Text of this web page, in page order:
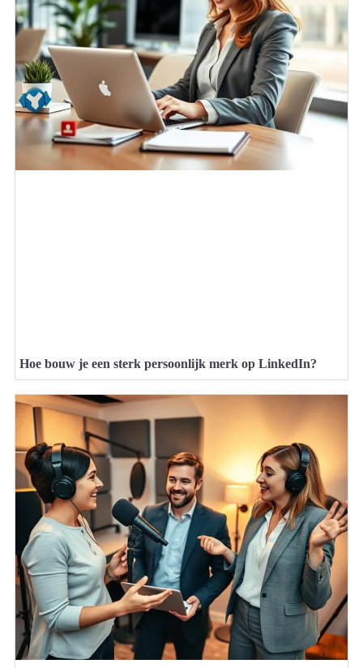
Hoe bouw je een sterk persoonlijk merk op LinkedIn?